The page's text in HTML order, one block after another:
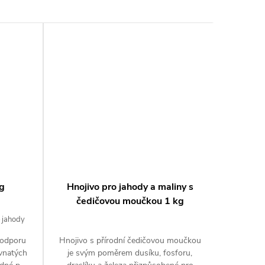
Hnojivo pro jahody a maliny s
čedičovou moučkou 1 kg
Hnojivo s přírodní čedičovou moučkou
je svým poměrem dusíku, fosforu,